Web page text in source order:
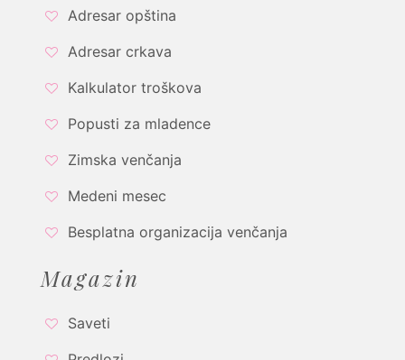
Adresar opština
Adresar crkava
Kalkulator troškova
Popusti za mladence
Zimska venčanja
Medeni mesec
Besplatna organizacija venčanja
Magazin
Saveti